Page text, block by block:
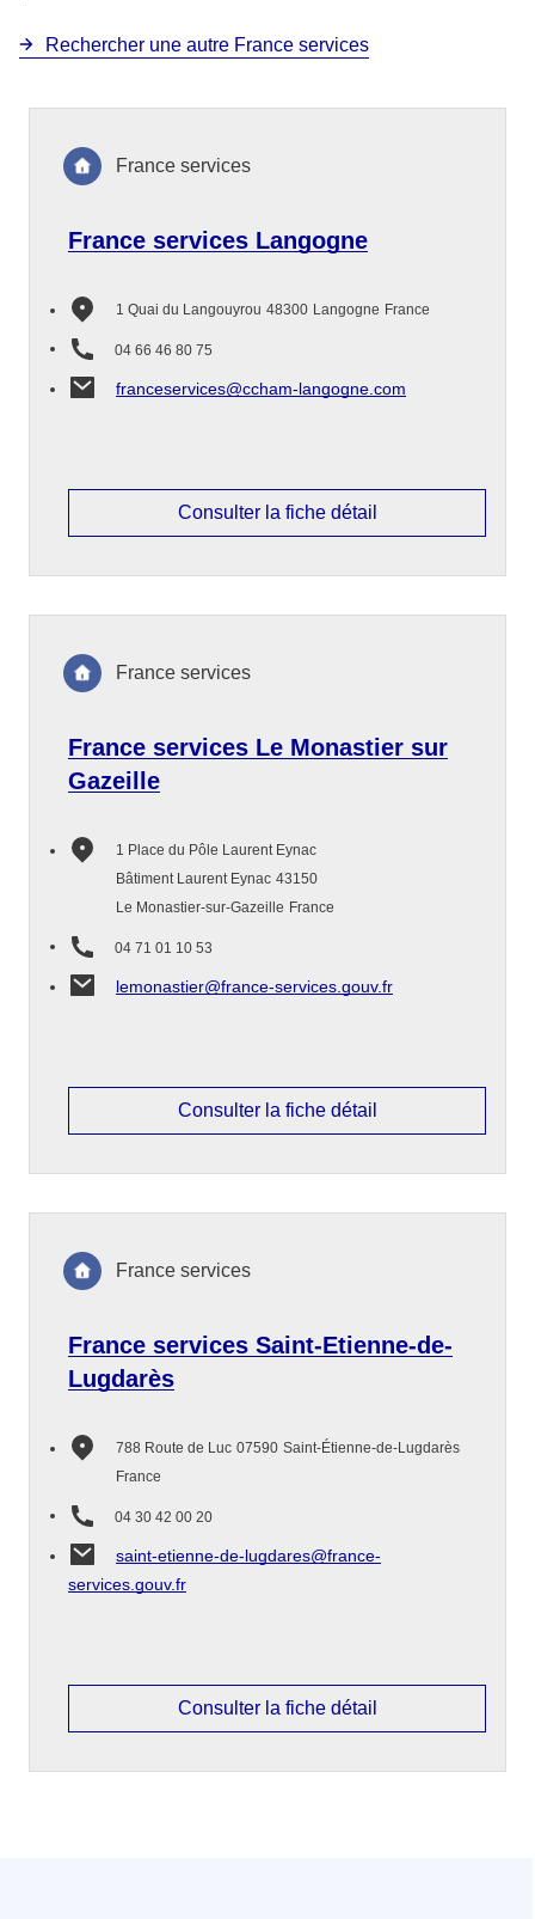
Rechercher une autre France services
France services Langogne
1 Quai du Langouyrou 48300 Langogne France
04 66 46 80 75
franceservices@ccham-langogne.com
France services
Consulter la fiche détail
France services Le Monastier sur
Gazeille
1 Place du Pôle Laurent Eynac
Bâtiment Laurent Eynac 43150
Le Monastier-sur-Gazeille France
04 71 01 10 53
lemonastier@france-services.gouv.fr
France services
Consulter la fiche détail
France services Saint-Etienne-de-
Lugdarès
788 Route de Luc 07590 Saint-Étienne-de-Lugdarès
France
04 30 42 00 20
saint-etienne-de-lugdares@france-
services.gouv.fr
France services
Consulter la fiche détail